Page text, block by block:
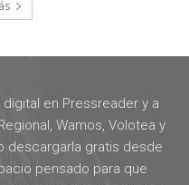
en Pressreader y a
Wamos, Volotea y
descargarla gratis desde
pensado para que